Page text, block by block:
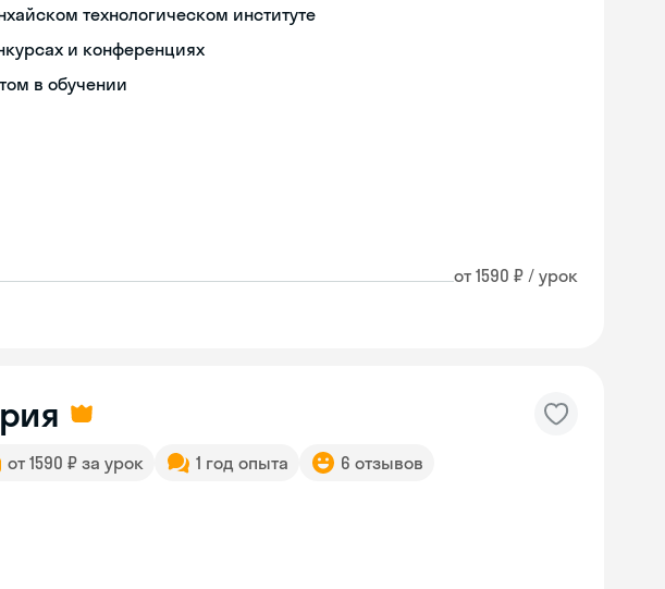
технологическом институте
и конференциях
в обучении
от 1590 ₽ / урок
от 1590 ₽ за урок 1 год опыта 6 отзывов